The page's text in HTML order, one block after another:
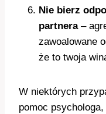
Nie bierz
partnera–
zawoalowane
że to twoja
W niektórych
pomoc